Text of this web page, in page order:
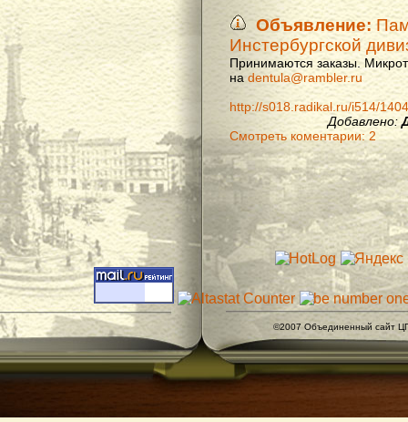
Объявление:
Инстербургской
Принимаются заказы.
на dentula@rambler.ru
http://s018.radikal.ru/i514/
Добавлено:
Смотреть коментарии: 2
©2007 Объединенный сайт